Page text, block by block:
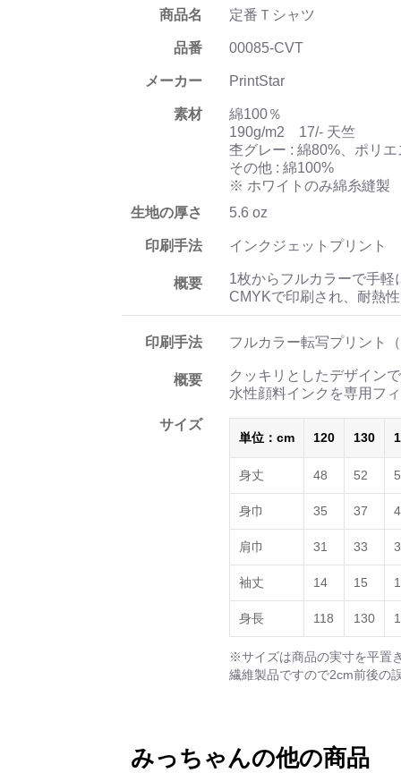
商品名 定番Ｔシャツ
品番 00085-CVT
メーカー PrintStar
素材
綿100％
190g/m2 17/- 天竺
杢グレー : 綿80%、ポリ
その他 : 綿100%
※ ホワイトのみ綿糸縫製
生地の厚さ
5.6 oz
印刷手法 インクジェットプリント
概要
1枚からフルカラーで手
CMYKで印刷され、耐熱
印刷手法 フルカラー転写プリント
概要
クッキリとしたデザイン
水性顔料インクを専用フ
サイズ
単位：cm 120 130
身丈 48 52
身巾 35 37
肩巾 31 33
袖丈 14 15
身長 118 130
※サイズは商品の実寸を平置
繊維製品ですので2cm前後の
みっちゃんの他の商品